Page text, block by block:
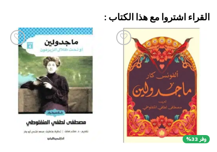
القراء اشتروا مع هذا الكتاب :
وفر 33%
قائمة
الرغبات
إضافة
إلى
قائمة
الرغبات